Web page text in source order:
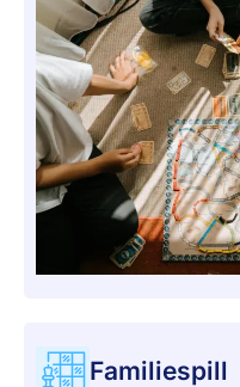
Familiespill